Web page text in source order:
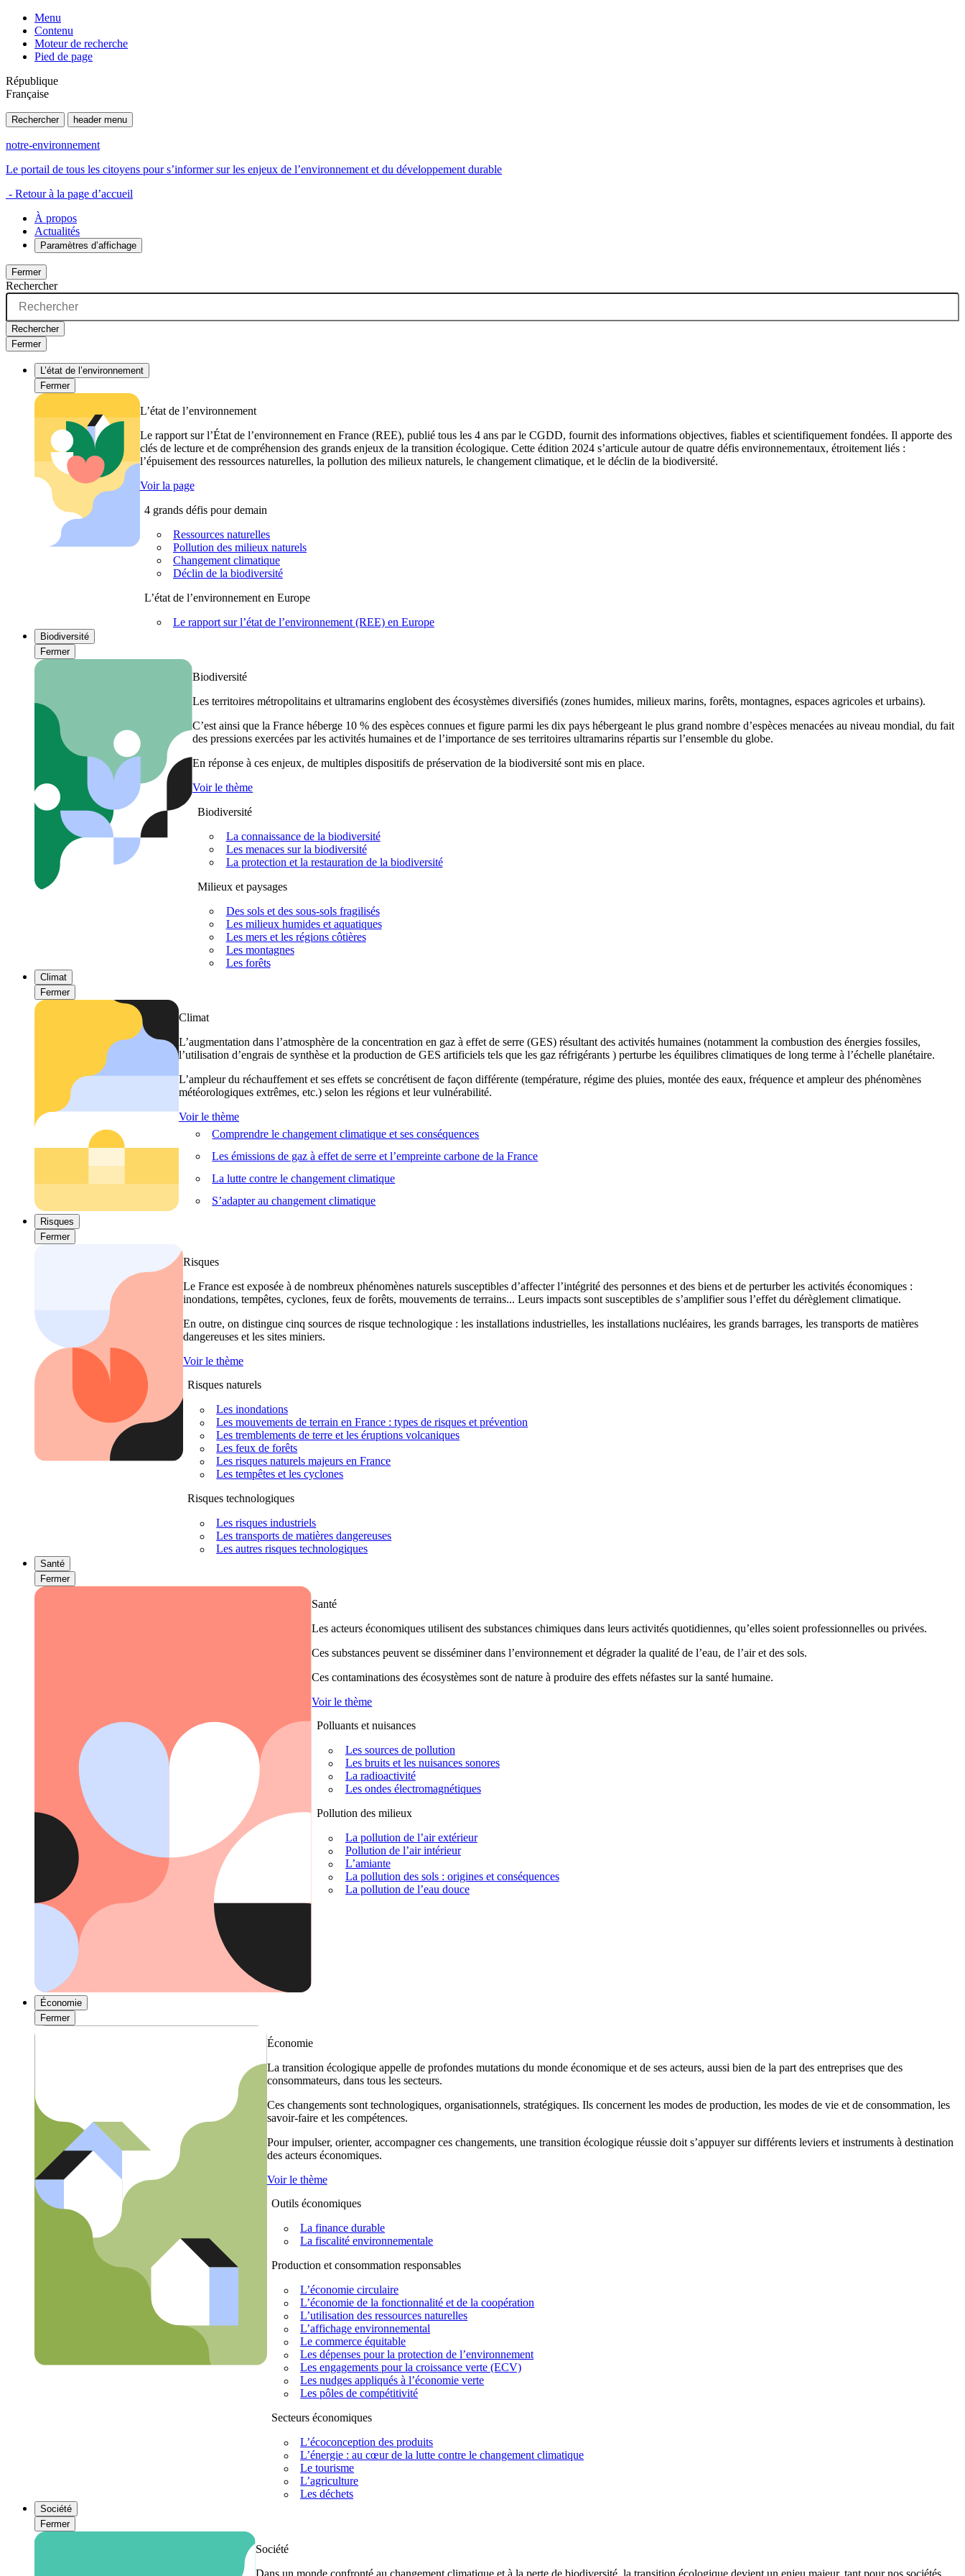
Menu
Contenu
Moteur de recherche
Pied de page
République
Française
Rechercher header menu
notre-environnement
Le portail de tous les citoyens pour s’informer sur les enjeux de l’environnement et du développement durable
- Retour à la page d’accueil
À propos
Actualités
Paramètres d’affichage
Fermer
Rechercher
Rechercher
Fermer
L’état de l’environnement
Fermer
L’état de l’environnement
Le rapport sur l’État de l’environnement en France (REE), publié tous les 4 ans par le CGDD, fournit des informations objectives, fiables et scientifiquement fondées. Il apporte des
clés de lecture et de compréhension des grands enjeux de la transition écologique. Cette édition 2024 s’articule autour de quatre défis environnementaux, étroitement liés :
l’épuisement des ressources naturelles, la pollution des milieux naturels, le changement climatique, et le déclin de la biodiversité.
Voir la page
4 grands défis pour demain
Ressources naturelles
Pollution des milieux naturels
Changement climatique
Déclin de la biodiversité
L’état de l’environnement en Europe
Le rapport sur l’état de l’environnement (REE) en Europe
Biodiversité
Fermer
Biodiversité
Les territoires métropolitains et ultramarins englobent des écosystèmes diversifiés (zones humides, milieux marins, forêts, montagnes, espaces agricoles et urbains).
C’est ainsi que la France héberge 10 % des espèces connues et figure parmi les dix pays hébergeant le plus grand nombre d’espèces menacées au niveau mondial, du fait
des pressions exercées par les activités humaines et de l’importance de ses territoires ultramarins répartis sur l’ensemble du globe.
En réponse à ces enjeux, de multiples dispositifs de préservation de la biodiversité sont mis en place.
Voir le thème
Biodiversité
La connaissance de la biodiversité
Les menaces sur la biodiversité
La protection et la restauration de la biodiversité
Milieux et paysages
Des sols et des sous-sols fragilisés
Les milieux humides et aquatiques
Les mers et les régions côtières
Les montagnes
Les forêts
Climat
Fermer
Climat
L’augmentation dans l’atmosphère de la concentration en gaz à effet de serre (GES) résultant des activités humaines (notamment la combustion des énergies fossiles,
l’utilisation d’engrais de synthèse et la production de GES artificiels tels que les gaz réfrigérants ) perturbe les équilibres climatiques de long terme à l’échelle planétaire.
L’ampleur du réchauffement et ses effets se concrétisent de façon différente (température, régime des pluies, montée des eaux, fréquence et ampleur des phénomènes
météorologiques extrêmes, etc.) selon les régions et leur vulnérabilité.
Voir le thème
Comprendre le changement climatique et ses conséquences
Les émissions de gaz à effet de serre et l’empreinte carbone de la France
La lutte contre le changement climatique
S’adapter au changement climatique
Risques
Fermer
Risques
Le France est exposée à de nombreux phénomènes naturels susceptibles d’affecter l’intégrité des personnes et des biens et de perturber les activités économiques :
inondations, tempêtes, cyclones, feux de forêts, mouvements de terrains... Leurs impacts sont susceptibles de s’amplifier sous l’effet du dérèglement climatique.
En outre, on distingue cinq sources de risque technologique : les installations industrielles, les installations nucléaires, les grands barrages, les transports de matières
dangereuses et les sites miniers.
Voir le thème
Risques naturels
Les inondations
Les mouvements de terrain en France : types de risques et prévention
Les tremblements de terre et les éruptions volcaniques
Les feux de forêts
Les risques naturels majeurs en France
Les tempêtes et les cyclones
Risques technologiques
Les risques industriels
Les transports de matières dangereuses
Les autres risques technologiques
Santé
Fermer
Santé
Les acteurs économiques utilisent des substances chimiques dans leurs activités quotidiennes, qu’elles soient professionnelles ou privées.
Ces substances peuvent se disséminer dans l’environnement et dégrader la qualité de l’eau, de l’air et des sols.
Ces contaminations des écosystèmes sont de nature à produire des effets néfastes sur la santé humaine.
Voir le thème
Polluants et nuisances
Les sources de pollution
Les bruits et les nuisances sonores
La radioactivité
Les ondes électromagnétiques
Pollution des milieux
La pollution de l’air extérieur
Pollution de l’air intérieur
L’amiante
La pollution des sols : origines et conséquences
La pollution de l’eau douce
Économie
Fermer
Économie
La transition écologique appelle de profondes mutations du monde économique et de ses acteurs, aussi bien de la part des entreprises que des
consommateurs, dans tous les secteurs.
Ces changements sont technologiques, organisationnels, stratégiques. Ils concernent les modes de production, les modes de vie et de consommation, les
savoir-faire et les compétences.
Pour impulser, orienter, accompagner ces changements, une transition écologique réussie doit s’appuyer sur différents leviers et instruments à destination
des acteurs économiques.
Voir le thème
Outils économiques
La finance durable
La fiscalité environnementale
Production et consommation responsables
L’économie circulaire
L’économie de la fonctionnalité et de la coopération
L’utilisation des ressources naturelles
L’affichage environnemental
Le commerce équitable
Les dépenses pour la protection de l’environnement
Les engagements pour la croissance verte (ECV)
Les nudges appliqués à l’économie verte
Les pôles de compétitivité
Secteurs économiques
L’écoconception des produits
L’énergie : au cœur de la lutte contre le changement climatique
Le tourisme
L’agriculture
Les déchets
Société
Fermer
Société
Dans un monde confronté au changement climatique et à la perte de biodiversité, la transition écologique devient un enjeu majeur, tant pour nos sociétés